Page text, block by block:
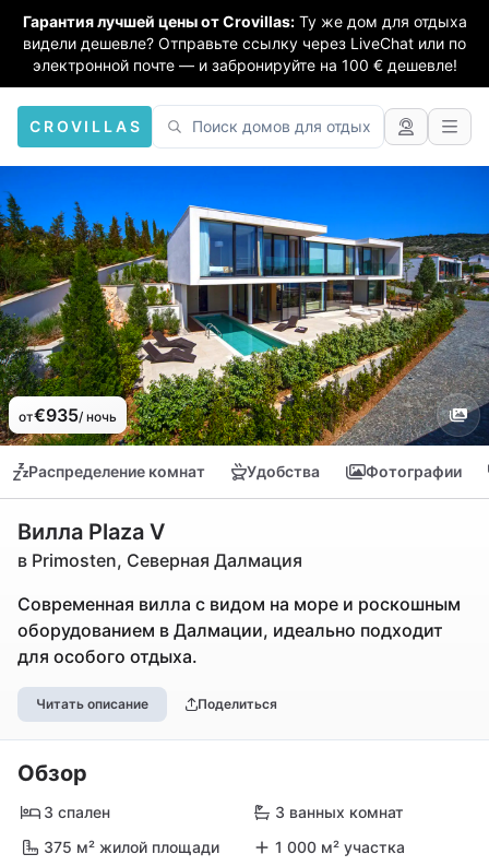
Гарантия лучшей цены от Crovillas: Ту же дом для отдыха
видели дешевле? Отправьте ссылку через LiveChat или по
электронной почте — и забронируйте на 100 € дешевле!
CROVILLAS
от€935/ ночь
Распределение комнат Удобства Фотографии
Вилла Plaza V
в Primosten, Северная Далмация
Современная вилла с видом на море и роскошным
оборудованием в Далмации, идеально подходит
для особого отдыха.
Читать описание Поделиться
Обзор
3 спален
3 ванных комнат
375 м² жилой площади
1 000 м² участка